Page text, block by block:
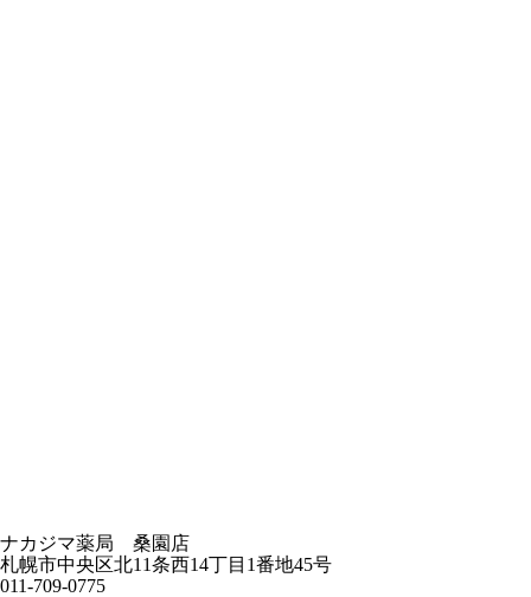
ナカジマ薬局 桑園店
札幌市中央区北11条西14丁目1番地45号
011-709-0775